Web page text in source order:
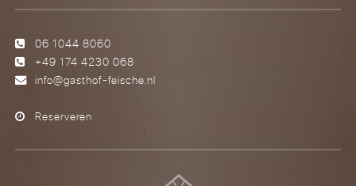
06 1044 8060
+49 174 4230 068
info@gasthof-feische.nl
Reserveren